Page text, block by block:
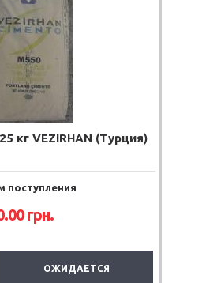
кг VEZIRHAN (Турция)
поступления
грн.
ОЖИДАЕТСЯ